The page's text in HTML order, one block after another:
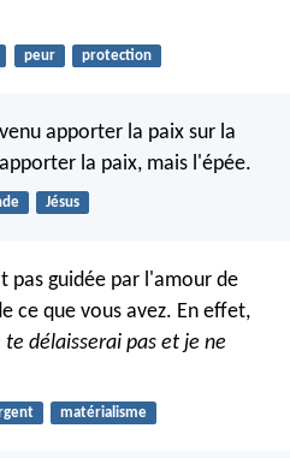
peur protection
apporter la paix sur la
la paix, mais l'épée.
Jésus
pas guidée par l'amour de
ce que vous avez. En effet,
te délaisserai pas et je ne
matérialisme